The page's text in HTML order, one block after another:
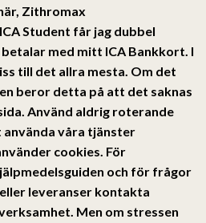
Zithromax
Student får jag dubbel
betalar med mitt ICA Bankkort. I
till det allra mesta. Om det
beror detta på att det saknas
Använd aldrig roterande
använda våra tjänster
cookies. För
och för frågor
leveranser kontakta
Men om stressen